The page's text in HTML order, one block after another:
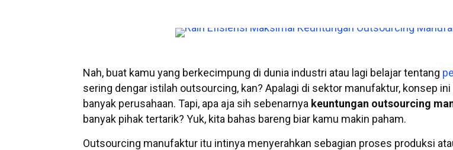
Nah, buat kamu yang berkecimpung di dunia industri atau lagi belajar tentang
sering dengar istilah outsourcing, kan? Apalagi di sektor manufaktur, konsep
banyak perusahaan. Tapi, apa aja sih sebenarnya keuntungan outsourcing
banyak pihak tertarik? Yuk, kita bahas bareng biar kamu makin paham.
Outsourcing manufaktur itu intinya menyerahkan sebagian proses produksi